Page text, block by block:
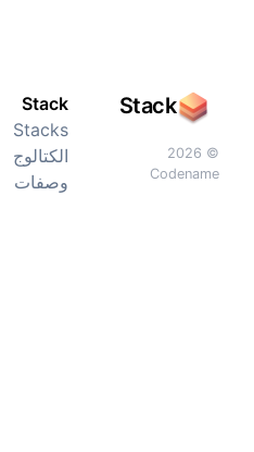
Stack
© 2026
Codename
Stack
Stacks
الكتالوج
وصفات